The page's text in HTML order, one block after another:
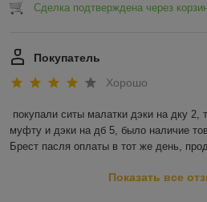
Сделка подтверждена через
Покупатель
Хорошо
покупали ситы малатки дэки на дку 2,
муфту и дэки на дб 5, было наличие
Брест пасля оплаты в тот же день,
Показать все